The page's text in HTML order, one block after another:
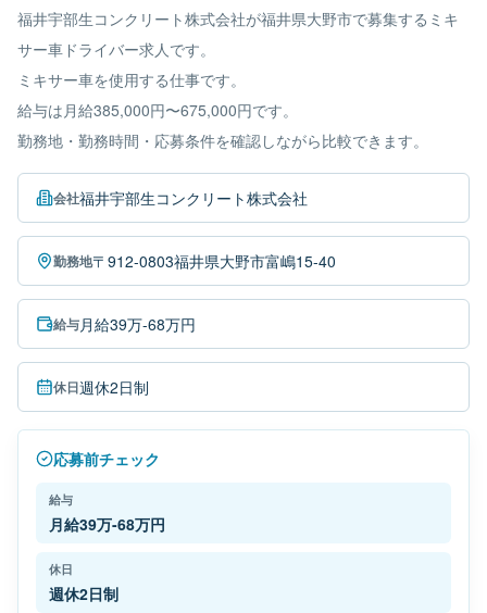
福井宇部生コンクリート株式会社が福井県大野市で募集するミキ
サー車ドライバー求人です。
ミキサー車を使用する仕事です。
給与は月給385,000円〜675,000円です。
勤務地・勤務時間・応募条件を確認しながら比較できます。
会社福井宇部生コンクリート株式会社
勤務地〒912-0803福井県大野市富嶋15-40
給与月給39万-68万円
休日週休2日制
応募前チェック
給与
月給39万-68万円
休日
週休2日制